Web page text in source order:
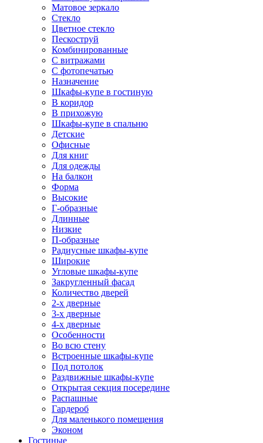
Матовое зеркало
Стекло
Цветное стекло
Пескоструй
Комбинированные
С витражами
С фотопечатью
Назначение
Шкафы-купе в гостиную
В коридор
В прихожую
Шкафы-купе в спальню
Детские
Офисные
Для книг
Для одежды
На балкон
Форма
Высокие
Г-образные
Длинные
Низкие
П-образные
Радиусные шкафы-купе
Широкие
Угловые шкафы-купе
Закругленный фасад
Количество дверей
2-х дверные
3-х дверные
4-х дверные
Особенности
Во всю стену
Встроенные шкафы-купе
Под потолок
Раздвижные шкафы-купе
Открытая секция посередине
Распашные
Гардероб
Для маленького помещения
Эконом
Гостиные